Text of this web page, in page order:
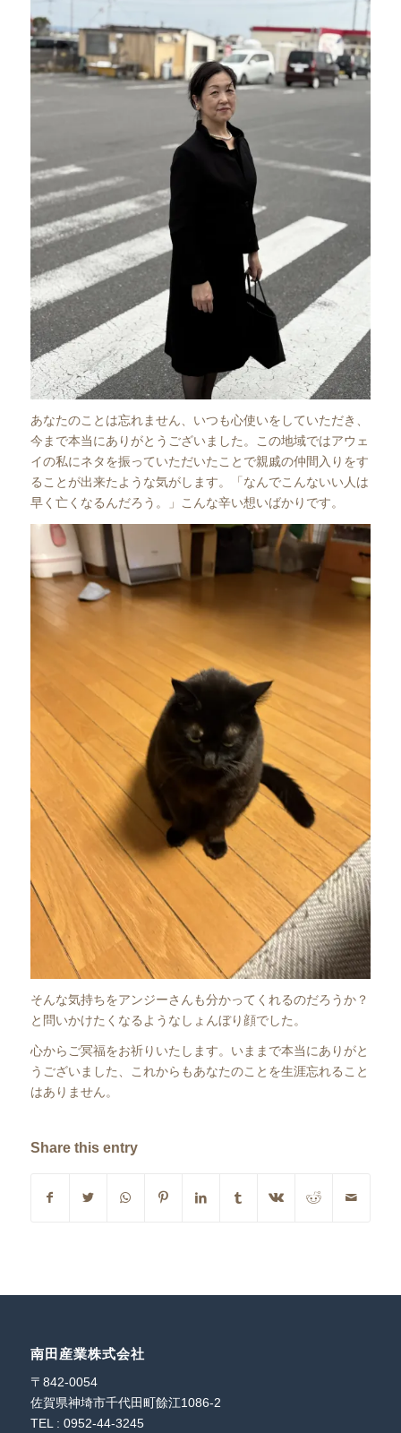
あなたのことは忘れません、いつも心使いをしていただき、
今まで本当にありがとうございました。この地域ではアウェ
イの私にネタを振っていただいたことで親戚の仲間入りをす
ることが出来たような気がします。「なんでこんないい人は
早く亡くなるんだろう。」こんな辛い想いばかりです。
そんな気持ちをアンジーさんも分かってくれるのだろうか？
と問いかけたくなるようなしょんぼり顔でした。
心からご冥福をお祈りいたします。いままで本当にありがと
うございました、これからもあなたのことを生涯忘れること
はありません。
Share this entry
南田産業株式会社
〒842-0054
佐賀県神埼市千代田町餘江1086-2
TEL : 0952-44-3245